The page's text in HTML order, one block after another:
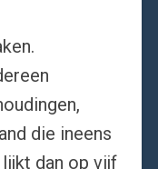
die ineens
dan op vijf